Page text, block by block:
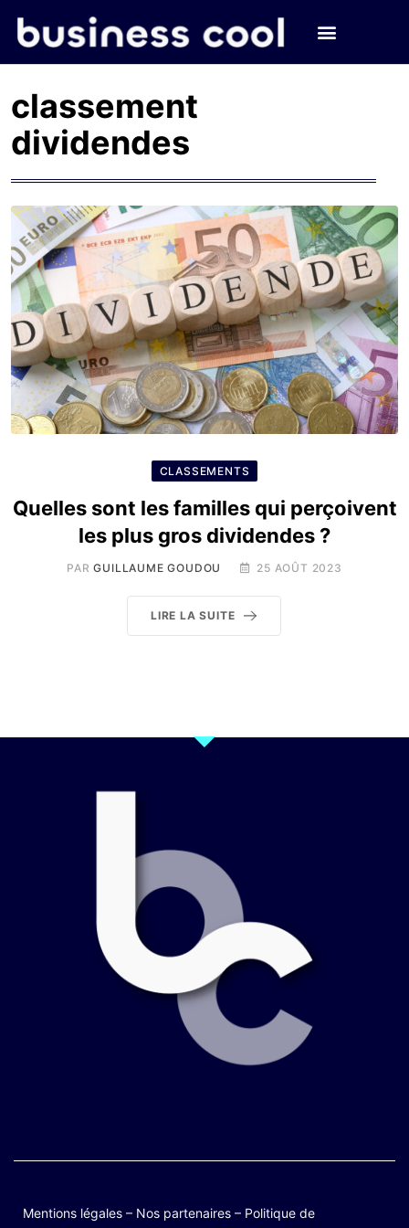
classement
dividendes
CLASSEMENTS
Quelles sont les familles qui perçoivent
les plus gros dividendes ?
PARGUILLAUME GOUDOU 25 AOÛT 2023
LIRE LA SUITE
Mentions légales – Nos partenaires – Politique de